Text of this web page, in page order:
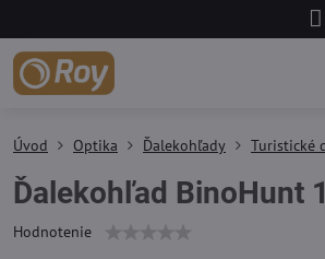
Úvod Optika Ďalekohľady Turistické
Ďalekohľad BinoHunt
Hodnotenie